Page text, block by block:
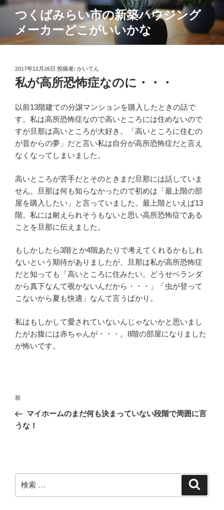
コ
つくばみらい市の新築ハウジング
メーカーどこがいいかな
投
稿
日:
2017年12月26日 投稿者: かいてん
私が高所恐怖症なのに・・・
以前13階建ての分譲マンションを購入したときの話で
す。私は高所恐怖症なので高いところには住めないので
すが旦那は高いところが大好き。「高いところに住むの
が昔からの夢」だと言い私は自分が高所恐怖症だと言え
なくなってしまいました。
高いところが苦手だとそのときまだ旦那には話していま
せん。旦那は何も知らなかったので初めは「最上階の部
屋を購入したい」と言っていました。最上階といえば13
階。私には耐えられそうもないと思い高所恐怖症である
ことを旦那に伝えました。
もしかしたら3階とか4階あたりで考えてくれるかもしれ
ないという期待がありましたが、旦那は私が高所恐怖症
だと知っても「高いところに住みたい。どうせベランダ
から真下なんて覗かないんだから・・・」「虫が登って
こないから夏も快適」なんて言うばかり。
私はもしかして愛されていないんじゃないかと思いまし
たがお腹には赤ちゃんが・・・。8階の部屋になりました
が怖いです。
投
ナ
シ
ョ
過
去
の
前
マイホームのまだ何も決まっていない段階で周囲に言
うな！
検
索: